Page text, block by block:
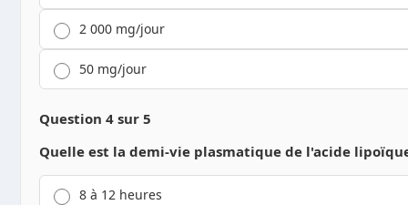
2 000 mg/jour
50 mg/jour
Question 4 sur 5
Quelle est la demi-vie plasmatique de l'acide
8 à 12 heures